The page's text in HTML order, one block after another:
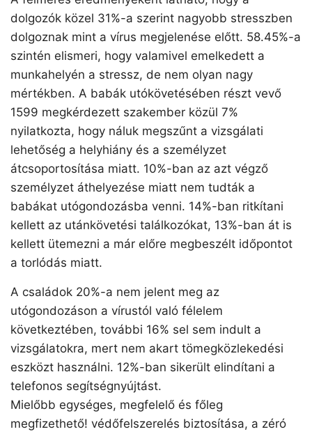
dolgozók közel 31%-a szerint nagyobb stresszben
dolgoznak mint a vírus megjelenése előtt. 58.45%-a
szintén elismeri, hogy valamivel emelkedett a
munkahelyén a stressz, de nem olyan nagy
mértékben. A babák utókövetésében részt vevő
1599 megkérdezett szakember közül 7%
nyilatkozta, hogy náluk megszűnt a vizsgálati
lehetőség a helyhiány és a személyzet
átcsoportosítása miatt. 10%-ban az azt végző
személyzet áthelyezése miatt nem tudták a
babákat utógondozásba venni. 14%-ban ritkítani
kellett az utánkövetési találkozókat, 13%-ban át is
kellett ütemezni a már előre megbeszélt időpontot
a torlódás miatt.
A családok 20%-a nem jelent meg az
utógondozáson a vírustól való félelem
következtében, további 16% sel sem indult a
vizsgálatokra, mert nem akart tömegközlekedési
eszközt használni. 12%-ban sikerült elindítani a
telefonos segítségnyújtást.
Mielőbb egységes, megfelelő és főleg
megfizethető! védőfelszerelés biztosítása, a zéró